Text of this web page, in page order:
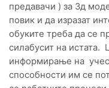
предавачи ) за 3д
повик и да изразат
обуките треба да се
силабусит на истата.
информирање на
способности им се